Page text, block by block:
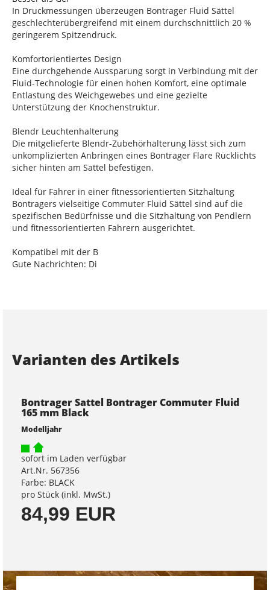
In Druckmessungen überzeugen Bontrager Fluid Sättel
geschlechterübergreifend mit einem durchschnittlich 20 %
geringerem Spitzendruck.
Komfortorientiertes Design
Eine durchgehende Aussparung sorgt in Verbindung mit der
Fluid-Technologie für einen hohen Komfort, eine optimale
Entlastung des Weichgewebes und eine gezielte
Unterstützung der Knochenstruktur.
Blendr Leuchtenhalterung
Die mitgelieferte Blendr-Zubehörhalterung lässt sich zum
unkomplizierten Anbringen eines Bontrager Flare Rücklichts
sicher hinten am Sattel befestigen.
Ideal für Fahrer in einer fitnessorientierten Sitzhaltung
Bontragers vielseitige Commuter Fluid Sättel sind auf die
spezifischen Bedürfnisse und die Sitzhaltung von Pendlern
und fitnessorientierten Fahrern ausgerichtet.
Kompatibel mit der B
Gute Nachrichten: Di
Varianten des Artikels
Bontrager Sattel Bontrager Commuter Fluid
165 mm Black
Modelljahr
sofort im Laden verfügbar
Art.Nr. 567356
Farbe: BLACK
pro Stück (inkl. MwSt.)
84,99 EUR